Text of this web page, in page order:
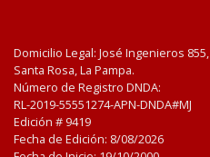
Domicilio Legal: José Ingenieros 855,
Santa Rosa, La Pampa.
Número de Registro DNDA:
RL-2019-55551274-APN-DNDA#MJ
Edición # 9419
Fecha de Edición: 8/08/2026